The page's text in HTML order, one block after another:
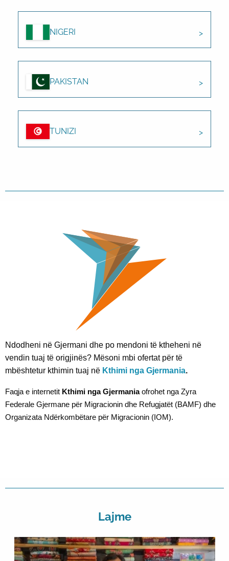
NIGERI
PAKISTAN
TUNIZI
Ndodheni në Gjermani dhe po mendoni të ktheheni në
vendin tuaj të origjinës? Mësoni mbi ofertat për të
mbështetur kthimin tuaj në Kthimi nga Gjermania.
Faqja e internetit Kthimi nga Gjermaniaofrohet nga Zyra
Federale Gjermane për Migracionin dhe Refugjatët (BAMF) dhe
Organizata Ndërkombëtare për Migracionin (IOM).
Lajme